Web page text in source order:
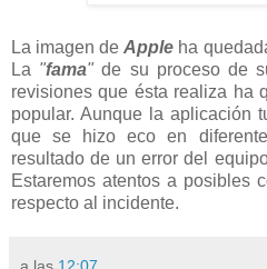
La imagen deApple ha
La "fama" de su proceso de
revisiones que ésta realiza ha
popular. Aunque la aplicación
que se hizo eco en
resultado de un error del
Estaremos atentos a posibles
respecto al incidente.